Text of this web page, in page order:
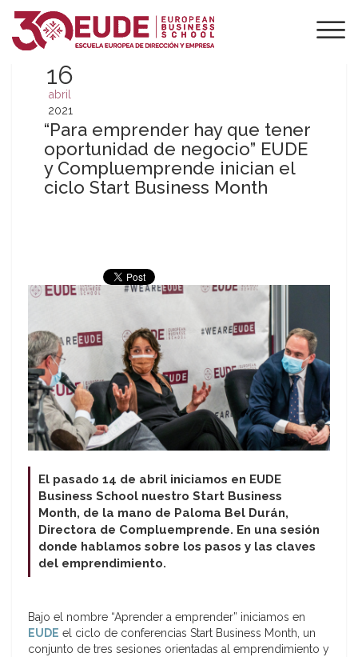
16
abril
2021
“Para emprender hay que tener
oportunidad de negocio” EUDE
y Compluemprende inician el
ciclo Start Business Month
El pasado 14 de abril iniciamos en EUDE
Business School nuestro Start Business
Month, de la mano de Paloma Bel Durán,
Directora de Compluemprende. En una sesión
donde hablamos sobre los pasos y las claves
del emprendimiento.
Bajo el nombre “Aprender a emprender” iniciamos en
EUDE el ciclo de conferencias Start Business Month, un
conjunto de tres sesiones orientadas al emprendimiento y